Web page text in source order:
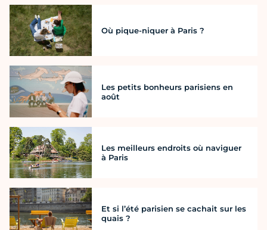
Où pique-niquer à Paris ?
Les petits bonheurs parisiens en
août
Les meilleurs endroits où naviguer
à Paris
Et si l’été parisien se cachait sur les
quais ?